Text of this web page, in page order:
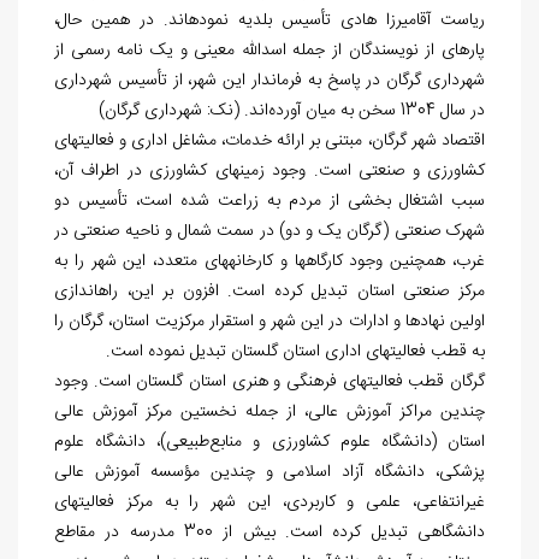
ریاست آقامیرزا هادی تأسیس بلدیه نموده‏اند. در همین حال،
پاره‏ای از نویسندگان از جمله اسدالله معینی و یک نامه رسمی از
شهرداری گرگان در پاسخ به فرماندار این شهر، از تأسیس شهرداری
در سال 1304 سخن به میان آورده‌اند. (نک: شهرداری گرگان)
اقتصاد شهر گرگان، مبتنی بر ارائه خدمات، مشاغل اداری و فعالیت‎های
کشاورزی و صنعتی است. وجود زمین‎های کشاورزی در اطراف آن،
سبب اشتغال بخشی از مردم به زراعت شده است، تأسیس دو
شهرک صنعتی (گرگان یک و دو) در سمت شمال و ناحیه صنعتی در
غرب، همچنین وجود کارگاه‎ها و کارخانه‎های متعدد، این شهر را به
مرکز صنعتی استان تبدیل کرده است. افزون بر این، راه‏اندازی
اولین نهادها و ادارات در این شهر و استقرار مرکزیت استان، گرگان را
به قطب فعالیت‎های اداری استان گلستان تبدیل نموده است.
گرگان قطب فعالیت‎های فرهنگی و هنری استان گلستان است. وجود
چندین مراکز آموزش عالی، از جمله نخستین مرکز آموزش عالی
استان (دانشگاه علوم کشاورزی و منابع‌طبیعی)، دانشگاه علوم
پزشکی، دانشگاه آزاد اسلامی و چندین مؤسسه آموزش عالی
غیرانتفاعی، علمی و کاربردی، این شهر را به مرکز فعالیت‎های
دانشگاهی تبدیل کرده است. بيش از 300 مدرسه در مقاطع